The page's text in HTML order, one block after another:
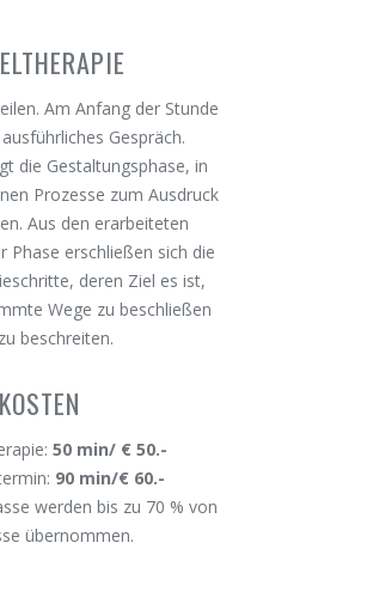
Am Anfang der Stunde
Gespräch.
die Gestaltungsphase, in
Prozesse zum Ausdruck
Aus den erarbeiteten
Phase erschließen sich die
deren Ziel es ist,
Wege zu beschließen
beschreiten.
KOSTEN
50 min/ € 50.-
90 min/€ 60.-
werden bis zu 70 % von
übernommen.